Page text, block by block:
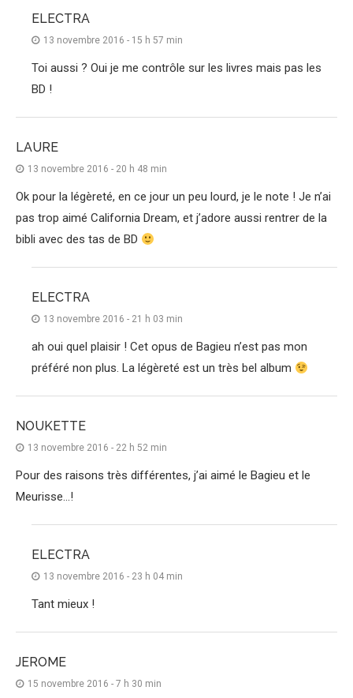
ELECTRA
13 novembre 2016 - 15 h 57 min
Toi aussi ? Oui je me contrôle sur les livres mais pas les
BD !
LAURE
13 novembre 2016 - 20 h 48 min
Ok pour la légèreté, en ce jour un peu lourd, je le note ! Je n’ai
pas trop aimé California Dream, et j’adore aussi rentrer de la
bibli avec des tas de BD
ELECTRA
13 novembre 2016 - 21 h 03 min
ah oui quel plaisir ! Cet opus de Bagieu n’est pas mon
préféré non plus. La légèreté est un très bel album
NOUKETTE
13 novembre 2016 - 22 h 52 min
Pour des raisons très différentes, j’ai aimé le Bagieu et le
Meurisse…!
ELECTRA
13 novembre 2016 - 23 h 04 min
Tant mieux !
JEROME
15 novembre 2016 - 7 h 30 min